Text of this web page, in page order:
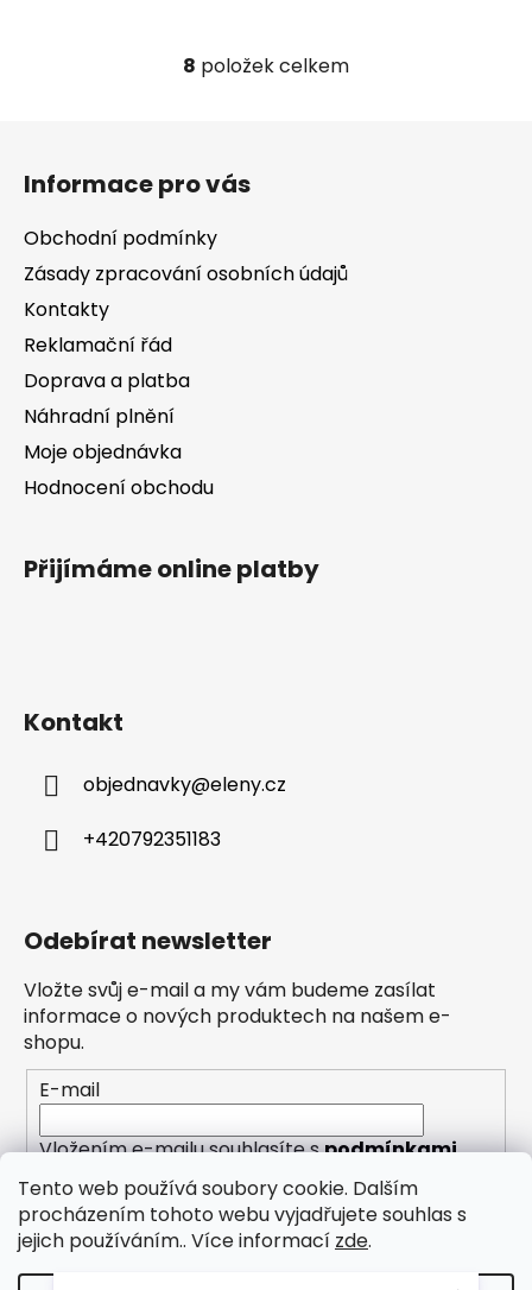
Tento web používá soubory cookie. Dalším
procházením tohoto webu vyjadřujete souhlas s
jejich používáním.. Více informací zde.
O
í
p
8 položek celkem
Informace pro vás
Obchodní podmínky
Zásady zpracování osobních údajů
Kontakty
Reklamační řád
Doprava a platba
Náhradní plnění
Moje objednávka
Hodnocení obchodu
Přijímáme online platby
Kontakt
objednavky@eleny.cz
+420792351183
Odebírat newsletter
Vložte svůj e-mail a my vám budeme zasílat
informace o nových produktech na našem e-
shopu.
E-mail
Vložením e-mailu souhlasíte spodmínkami
ochrany osobních údajů
PŘIHLÁSIT SE